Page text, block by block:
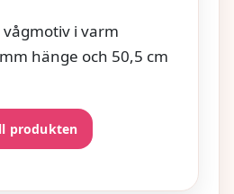
i varm
hänge och 50,5 cm
produkten